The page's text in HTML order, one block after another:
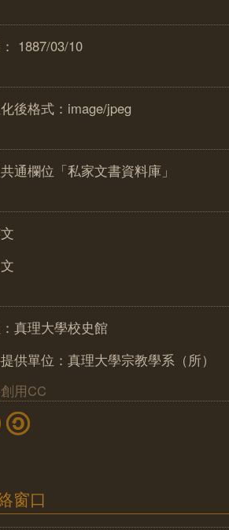
1887/03/10
後格式：image/jpeg
通欄位「私家文書資料庫」
真理大學校史館
供單位：真理大學宗教學系（所）
用CC
窗口